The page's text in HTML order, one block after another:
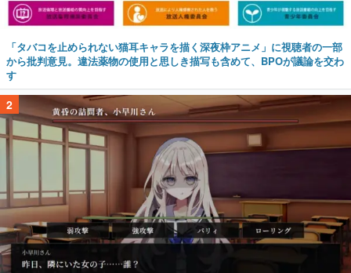
「タバコを止められない猫耳キャラを描く深夜枠アニメ」に視聴者の一部
から批判意見。違法薬物の使用と思しき描写も含めて、BPOが議論を交わ
す
2